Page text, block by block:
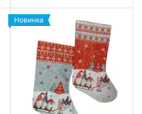
Новинка